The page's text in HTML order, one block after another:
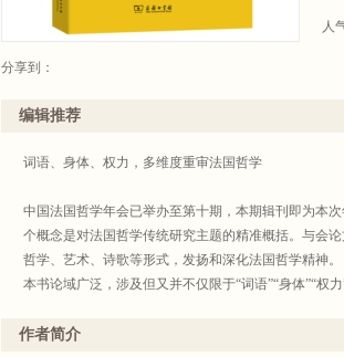
分享到：
人
编辑推荐
词语、身体、权力，多维度重审法国哲学
中国法国哲学年会已举办至第十期，本期辑刊即为本
个概念是对法国哲学传统研究主题的精准概括。与会
哲学、艺术、诗歌等形式，发扬和深化法国哲学精神。
本书论域广泛，涉及但又并不仅限于“词语”“身体”“权
胡继华等名家名作，也包含李坚玮、骆月明等新人新作
作者简介